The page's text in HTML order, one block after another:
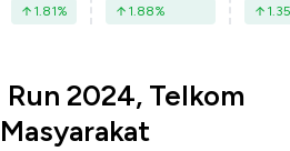
1.81% 1.88% 1.35
2024, Telkom